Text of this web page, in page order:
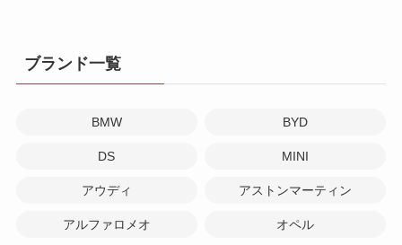
ブランド一覧
BMW BYD
DS MINI
アウディ アストンマーティン
アルファロメオ オペル